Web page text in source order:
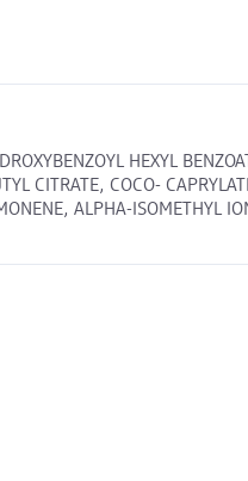
HEXYL
CITRATE, COCO-
ALPHA-